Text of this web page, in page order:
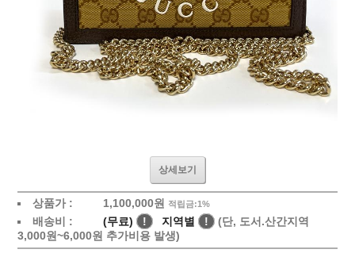
상세보기
상품가 : 1,100,000원 적립금:1%
배송비 : (무료) ! 지역별 !
(단, 도서.산간지역
3,000원~6,000원 추가비용 발생)